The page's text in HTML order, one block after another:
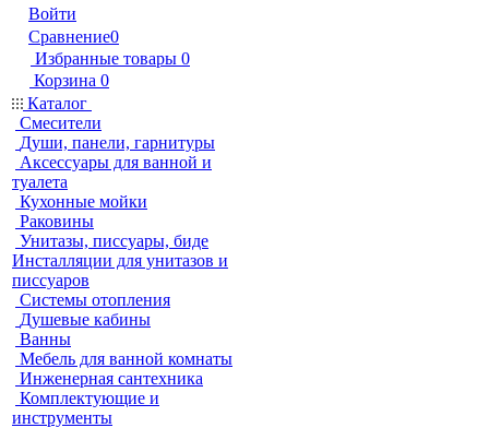
Войти
Сравнение0
Избранные товары 0
Корзина 0
Каталог
Смесители
Души, панели, гарнитуры
Аксессуары для ванной и
туалета
Кухонные мойки
Раковины
Унитазы, писсуары, биде
Инсталляции для унитазов и
писсуаров
Системы отопления
Душевые кабины
Ванны
Мебель для ванной комнаты
Инженерная сантехника
Комплектующие и
инструменты